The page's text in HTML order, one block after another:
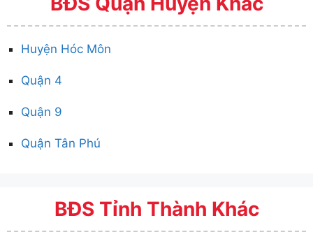
Huyện Hóc Môn
Quận 4
Quận 9
Quận Tân Phú
BĐS Tỉnh Thành Khác